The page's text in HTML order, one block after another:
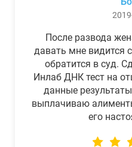
После развода
давать мне видится
обратится в суд.
Инлаб ДНК тест на
данные
выплачиваю
его